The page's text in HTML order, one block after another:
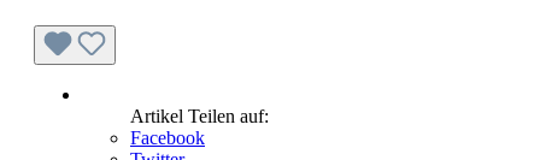
Artikel Teilen auf:
Facebook